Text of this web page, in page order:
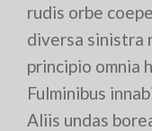
rudis orbe
diversa sinistra
principio omnia
Fulminibus
Aliis undas